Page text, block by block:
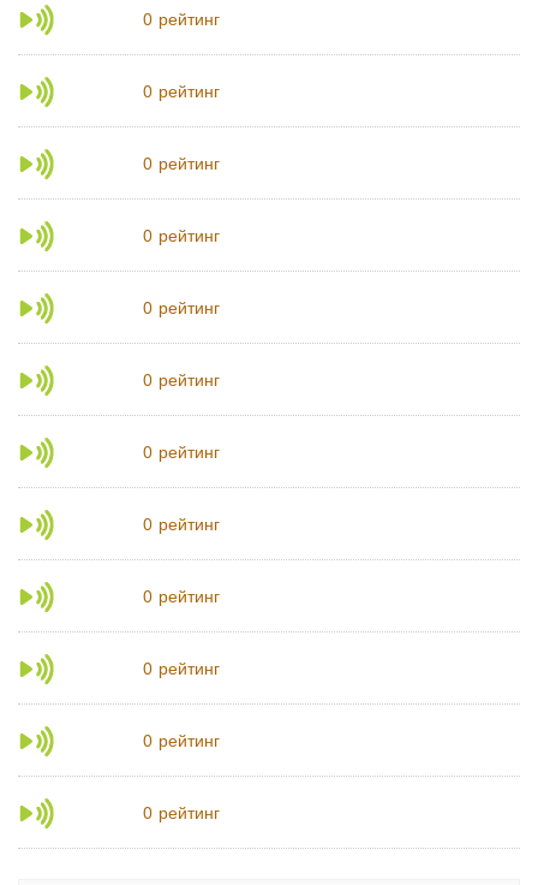
0 рейтинг
0 рейтинг
0 рейтинг
0 рейтинг
0 рейтинг
0 рейтинг
0 рейтинг
0 рейтинг
0 рейтинг
0 рейтинг
0 рейтинг
0 рейтинг